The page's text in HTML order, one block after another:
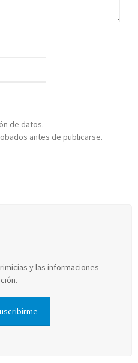
de datos.
antes de publicarse.
y las informaciones